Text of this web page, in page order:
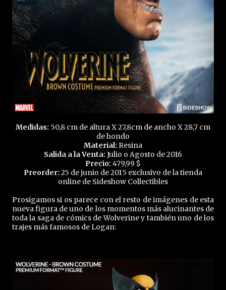
Medidas: 50,8 cm de altura X 27,8cm de ancho X 28,7 cm
de hondo
Material: Resina
Salida a la Venta: Julio o Agosto de 2016
Precio: 479,99 $
Preorder: 25 de junio de 2015 exclusivo de la tienda
online de Sideshow Collectibles
Prosigamos si os parece con el resto de imágenes de esta
nueva figura de uno de los momentos más alucinantes de
toda la saga de cómics de Wolverine y también uno de los
trajes más famosos de Logan: